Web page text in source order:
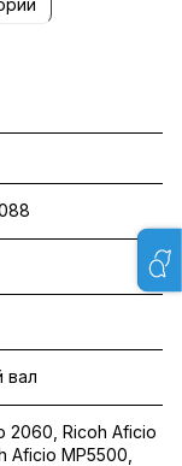
вал
2060, Ricoh Aficio
Aficio MP5500,